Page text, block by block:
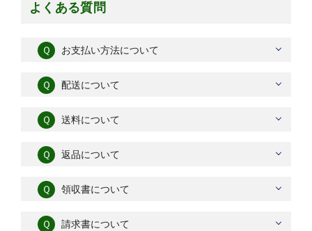
よくある質問
Ｑ お支払い方法について
Ｑ 配送について
Ｑ 送料について
Ｑ 返品について
Ｑ 領収書について
Ｑ 請求書について